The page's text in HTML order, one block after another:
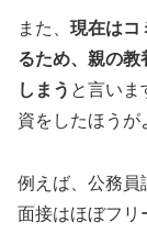
また、 現在はコ
るため、親の教
しまう と言いま
資をしたほうが
例えば、公務員
面接はほぼフリ